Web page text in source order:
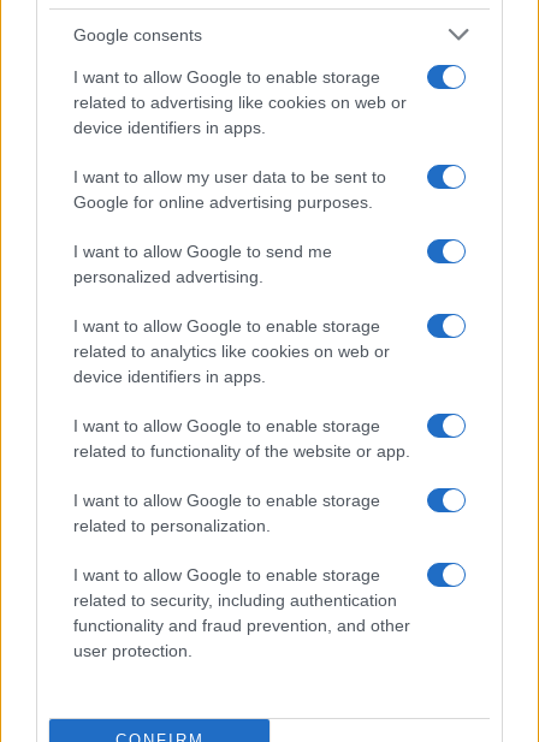
Google consents
I want to allow Google to enable storage
related to advertising like cookies on web or
device identifiers in apps.
I want to allow my user data to be sent to
Google for online advertising purposes.
I want to allow Google to send me
personalized advertising.
I want to allow Google to enable storage
related to analytics like cookies on web or
device identifiers in apps.
I want to allow Google to enable storage
related to functionality of the website or app.
I want to allow Google to enable storage
related to personalization.
I want to allow Google to enable storage
related to security, including authentication
functionality and fraud prevention, and other
user protection.